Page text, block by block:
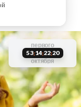
старт
первого
забронируй
мест
старт
53:14:22:19
обучения
октября
своё место
ограничено
обучения